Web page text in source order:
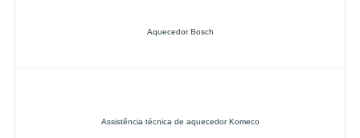
Aquecedor Bosch
Assistência técnica de aquecedor Komeco